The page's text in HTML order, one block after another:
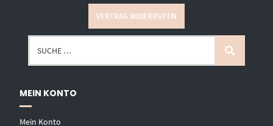
VERTRAG WIDERRUFEN
MEIN KONTO
Mein Konto